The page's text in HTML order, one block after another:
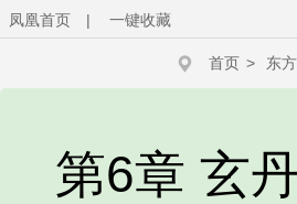
凤凰首页 | 一键收藏
首页 > 东
第6章 玄